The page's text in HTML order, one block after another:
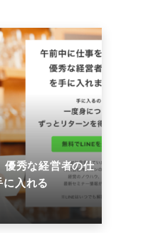
優秀な経営者の仕
入れる